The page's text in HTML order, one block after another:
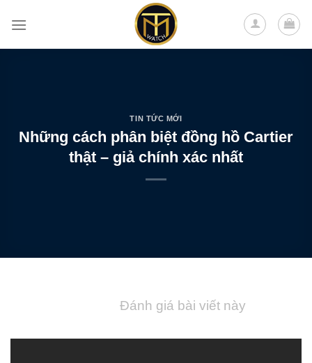
TIN TỨC MỚI
Những cách phân biệt đồng hồ Cartier
thật – giả chính xác nhất
Đánh giá bài viết này